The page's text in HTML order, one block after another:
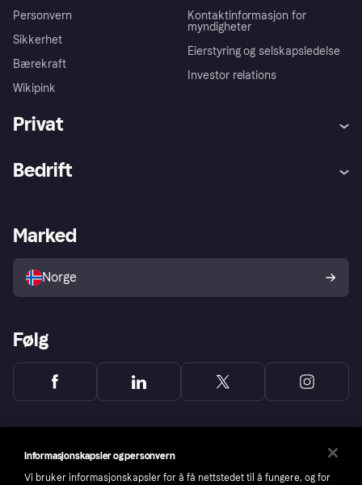
Personvern
Sikkerhet
Bærekraft
Wikipink
Kontaktinformasjon for
myndigheter
Eierstyring og selskapsledelse
Investor relations
Privat
Utforsk butikker
Bedrift
Merchant portal
Marked
Norge
Følg
Informasjonskapsler og personvern
Vi bruker informasjonskapsler for å få nettstedet til å fungere, og for